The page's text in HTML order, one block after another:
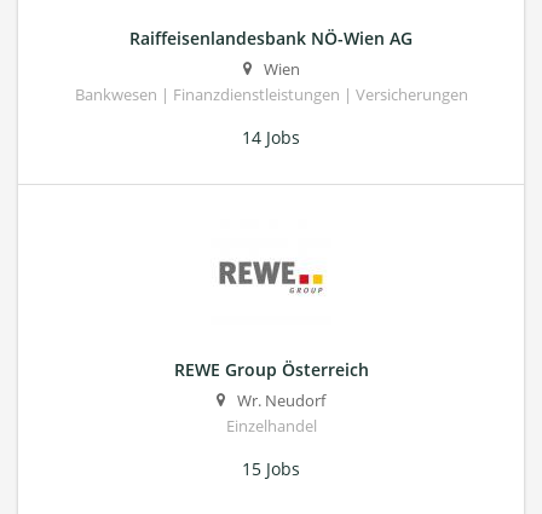
Raiffeisenlandesbank NÖ-Wien AG
Wien
Bankwesen | Finanzdienstleistungen | Versicherungen
14 Jobs
REWE Group Österreich
Wr. Neudorf
Einzelhandel
15 Jobs